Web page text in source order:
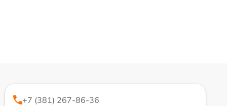
+7 (381) 267-86-36